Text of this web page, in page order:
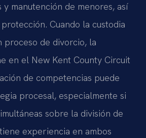
y manutención de menores, así
Cuando la custodia
proceso de divorcio, la
en el New Kent County Circuit
de competencias puede
procesal, especialmente si
sobre la división de
experiencia en ambos